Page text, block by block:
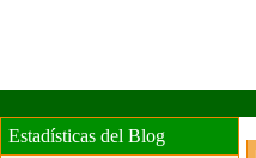
Estadísticas del Blog